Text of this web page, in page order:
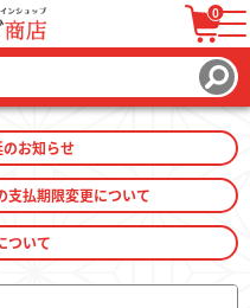
0
カートを見る
お知らせ
支払期限変更について
ついて